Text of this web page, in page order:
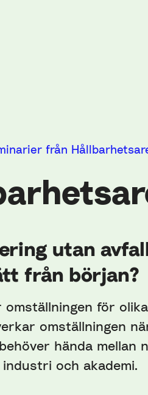
från
utan
från början?
omställningen för
omställningen
hända mellan
och akademi.